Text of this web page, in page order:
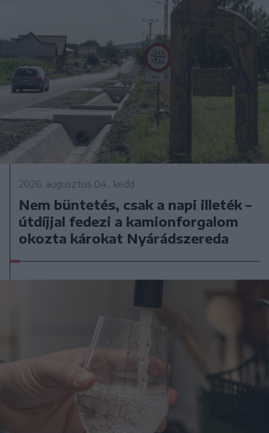
2026. augusztus 04., kedd
Nem büntetés, csak a napi illeték –
útdíjjal fedezi a kamionforgalom
okozta károkat Nyárádszereda